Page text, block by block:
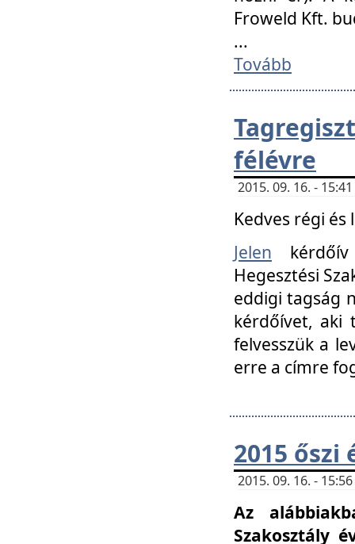
Froweld Kft.
...
Tovább
félévre
2015. 09. 16. -
Kedves régi
Jelen
Hegesztési
eddigi tagság
kérdőívet, aki
felvesszük a
erre a címre
2015 őszi
2015. 09. 16. -
Az
Szakosztály